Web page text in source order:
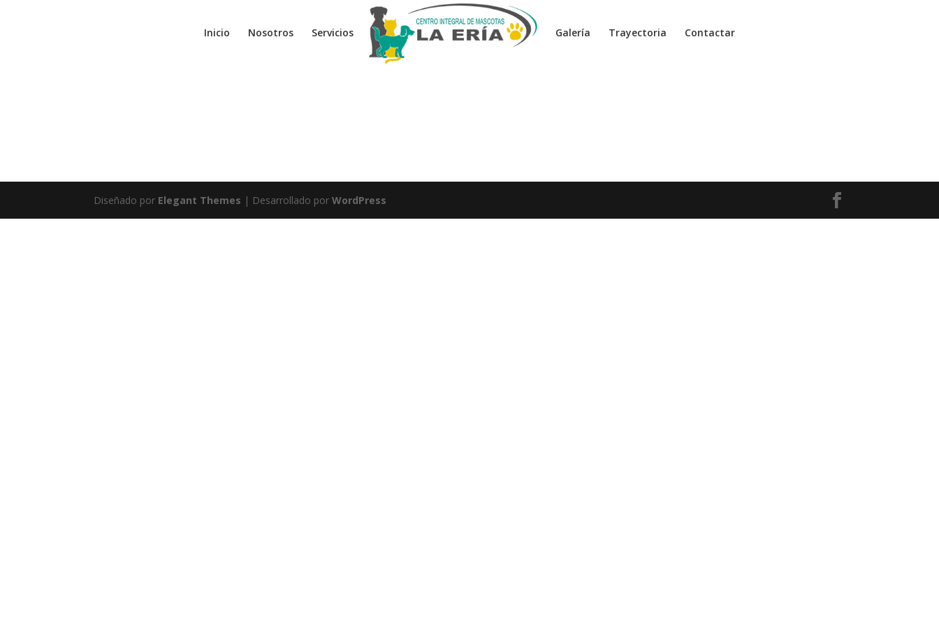
Inicio Nosotros Servicios Galería Trayectoria Contactar
Diseñado por Elegant Themes | Desarrollado porWordPress